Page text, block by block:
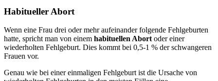
Habitueller Abort
Wenn eine Frau drei oder mehr aufeinander folgende Fehlgeburten
hatte, spricht man von einem habituellen Abort oder einer
wiederholten Fehlgeburt. Dies kommt bei 0,5-1 % der schwangeren
Frauen vor.
Genau wie bei einer einmaligen Fehlgeburt ist die Ursache von